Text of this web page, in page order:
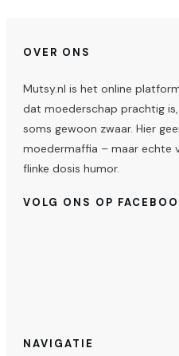
OVER ONS
Mutsy.nl is het online
dat moederschap prachtig
soms gewoon zwaar. Hier
moedermaffia – maar echte
flinke dosis humor.
VOLG ONS OP
NAVIGATIE